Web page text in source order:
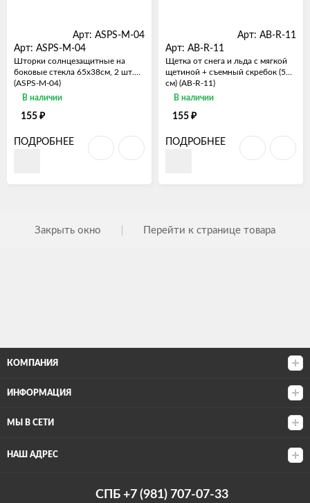
Арт: ASPS-M-04
Арт: ASPS-M-04
Шторки солнцезащитные на
боковые стекла 65х38см, 2 шт.
(ASPS-M-04)
В наличии
155 ₽
ПОДРОБНЕЕ
Арт: AB-R-11
Арт: AB-R-11
Щетка от снега и льда с мягкой
щетиной + съемный скребок (52
см) (AB-R-11)
В наличии
155 ₽
ПОДРОБНЕЕ
Закрыть окно Перейти к странице товара
КОМПАНИЯ
ИНФОРМАЦИЯ
МЫ В СЕТИ
НАШ АДРЕС
СПБ +7 (981) 707-07-33